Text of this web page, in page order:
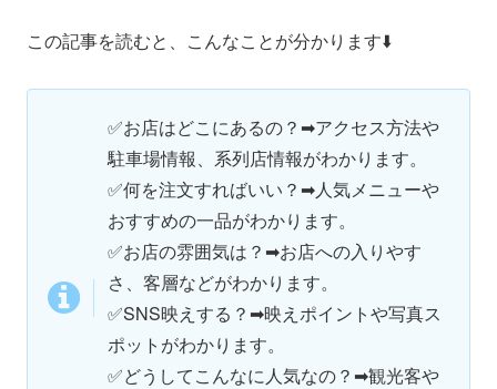
この記事を読むと、こんなことが分かります⬇️
✅お店はどこにあるの？➡アクセス方法や
駐車場情報、系列店情報がわかります。
✅何を注文すればいい？➡人気メニューや
おすすめの一品がわかります。
✅お店の雰囲気は？➡お店への入りやす
さ、客層などがわかります。
✅SNS映えする？➡映えポイントや写真ス
ポットがわかります。
✅どうしてこんなに人気なの？➡観光客や